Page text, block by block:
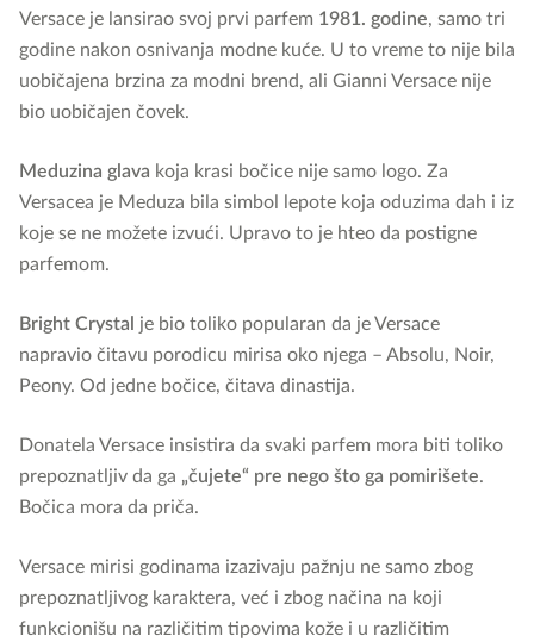
Versace je lansirao svoj prvi parfem 1981. godine, samo tri
godine nakon osnivanja modne kuće. U to vreme to nije bila
uobičajena brzina za modni brend, ali Gianni Versace nije
bio uobičajen čovek.
Meduzina glava koja krasi bočice nije samo logo. Za
Versacea je Meduza bila simbol lepote koja oduzima dah i iz
koje se ne možete izvući. Upravo to je hteo da postigne
parfemom.
Bright Crystal
je bio toliko popularan da je Versace
napravio čitavu porodicu mirisa oko njega – Absolu, Noir,
Peony. Od jedne bočice, čitava dinastija.
Donatela Versace insistira da svaki parfem mora biti toliko
prepoznatljiv da ga „čujete“ pre nego što ga pomirišete.
Bočica mora da priča.
Versace mirisi godinama izazivaju pažnju ne samo zbog
prepoznatljivog karaktera, već i zbog načina na koji
funkcionišu na različitim tipovima kože i u različitim